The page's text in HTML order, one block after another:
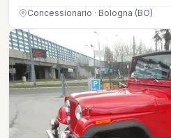
Concessionario · Bologna (BO)